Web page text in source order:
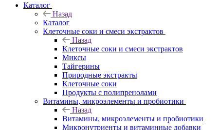
Каталог
Назад
Каталог
Клеточные соки и смеси экстрактов
Назад
Клеточные соки и смеси экстрактов
Миксы
Тайгерины
Природные экстракты
Клеточные соки
Продукты с полипренолами
Витамины, микроэлементы и пробиотики
Назад
Витамины, микроэлементы и пробиотики
Микронутриенты и витаминные добавки